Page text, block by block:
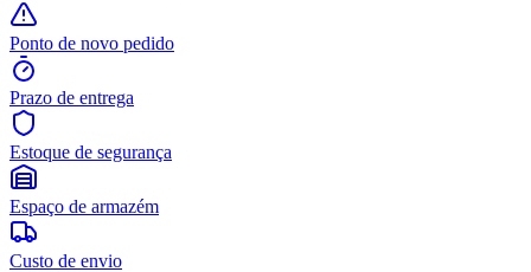
Ponto de novo pedido
Prazo de entrega
Estoque de segurança
Espaço de armazém
Custo de envio